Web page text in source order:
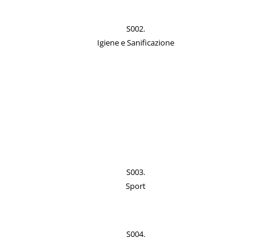
S002.
Igiene e Sanificazione
S003.
Sport
S004.